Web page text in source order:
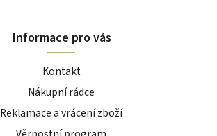
Informace pro vás
Kontakt
Nákupní rádce
Reklamace a vrácení zboží